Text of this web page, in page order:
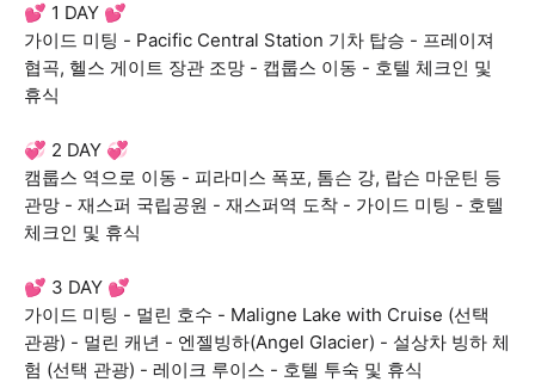
💕 1 DAY 💕
가이드 미팅 - Pacific Central Station 기차 탑승 - 프레이져
협곡, 헬스 게이트 장관 조망 - 캡룹스 이동 - 호텔 체크인 및
휴식
💞 2 DAY 💞
캠룹스 역으로 이동 - 피라미스 폭포, 톰슨 강, 랍슨 마운틴 등
관망 - 재스퍼 국립공원 - 재스퍼역 도착 - 가이드 미팅 - 호텔
체크인 및 휴식
💕 3 DAY 💕
가이드 미팅 - 멀린 호수 - Maligne Lake with Cruise (선택
관광) - 멀린 캐년 - 엔젤빙하(Angel Glacier) - 설상차 빙하 체
험 (선택 관광) - 레이크 루이스 - 호텔 투숙 및 휴식